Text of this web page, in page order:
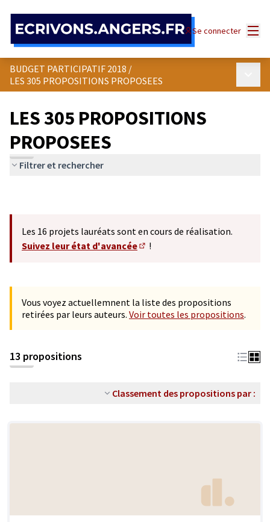
Se connecter
BUDGET PARTICIPATIF 2018 /
LES 305 PROPOSITIONS PROPOSEES
LES 305 PROPOSITIONS
PROPOSEES
Filtrer et rechercher
Les 16 projets lauréats sont en cours de réalisation.
Suivez leur état d'avancée
!
Vous voyez actuellemnent la liste des propositions
retirées par leurs auteurs. Voir toutes les propositions.
13 propositions
Classement des propositions par :